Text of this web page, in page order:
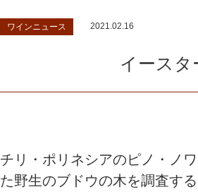
ワインニュース 2021.02.16
イースタ
チリ・ポリネシアのピノ・ノ
た野生のブドウの木を調査する